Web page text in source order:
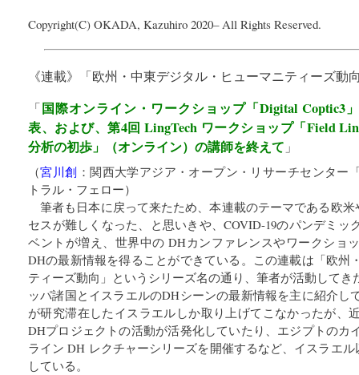
Copyright(C) OKADA, Kazuhiro 2020– All Rights Reserved.
《連載》「欧州・中東デジタル・ヒューマニティーズ動
「国際オンライン・ワークショップ「Digital Coptic3
表、および、第4回 LingTech ワークショップ「Field
分析の初歩」（オンライン）の講師を終えて 」
（宮川創 ：関西大学アジア・オープン・リサーチセンター
トラル・フェロー）
筆者も日本に戻って来たため、本連載のテーマである欧
セスが難しくなった、と思いきや、COVID-19のパンデミッ
ベントが増え、世界中の DHカンファレンスやワークショ
DHの最新情報を得ることができている。この連載は「欧州
ティーズ動向」というシリーズ名の通り、筆者が活動して
ッパ諸国とイスラエルのDHシーンの最新情報を主に紹介し
が研究滞在したイスラエルしか取り上げてこなかったが、
DHプロジェクトの活動が活発化していたり、エジプトのカ
ライン DH レクチャーシリーズを開催するなど、イスラエ
している。